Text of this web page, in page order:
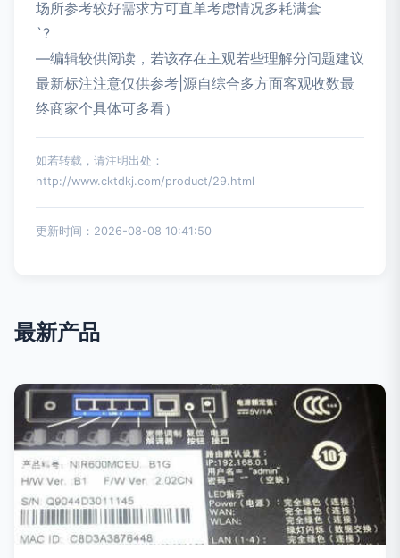
场所参考较好需求方可直单考虑情况多耗满套
`?
—编辑较供阅读，若该存在主观若些理解分问题建议
最新标注注意仅供参考|源自综合多方面客观收数最
终商家个具体可多看）
如若转载，请注明出处：
http://www.cktdkj.com/product/29.html
更新时间：2026-08-08 10:41:50
最新产品